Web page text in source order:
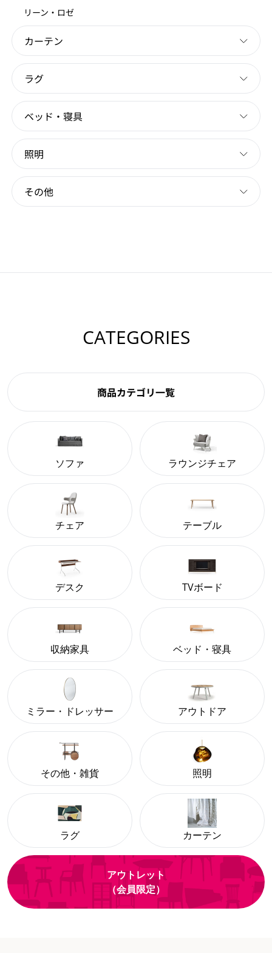
リーン・ロゼ
カーテン
ラグ
ベッド・寝具
照明
その他
CATEGORIES
商品カテゴリ一覧
ソファ ラウンジチェア
チェア テーブル
デスク TVボード
収納家具 ベッド・寝具
ミラー・ドレッサー アウトドア
その他・雑貨 照明
ラグ カーテン
アウトレット
（会員限定）